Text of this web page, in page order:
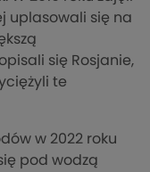
uplasowali się na
się Rosjanie,
te
w 2022 roku
pod wodzą